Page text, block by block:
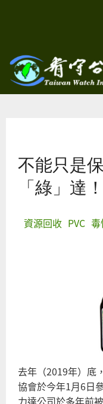
容
Watch
不能只是
「綠」達！
資源回收 PVC
去年（2019年）底
協會於今年1月6日
力達公司於多年前